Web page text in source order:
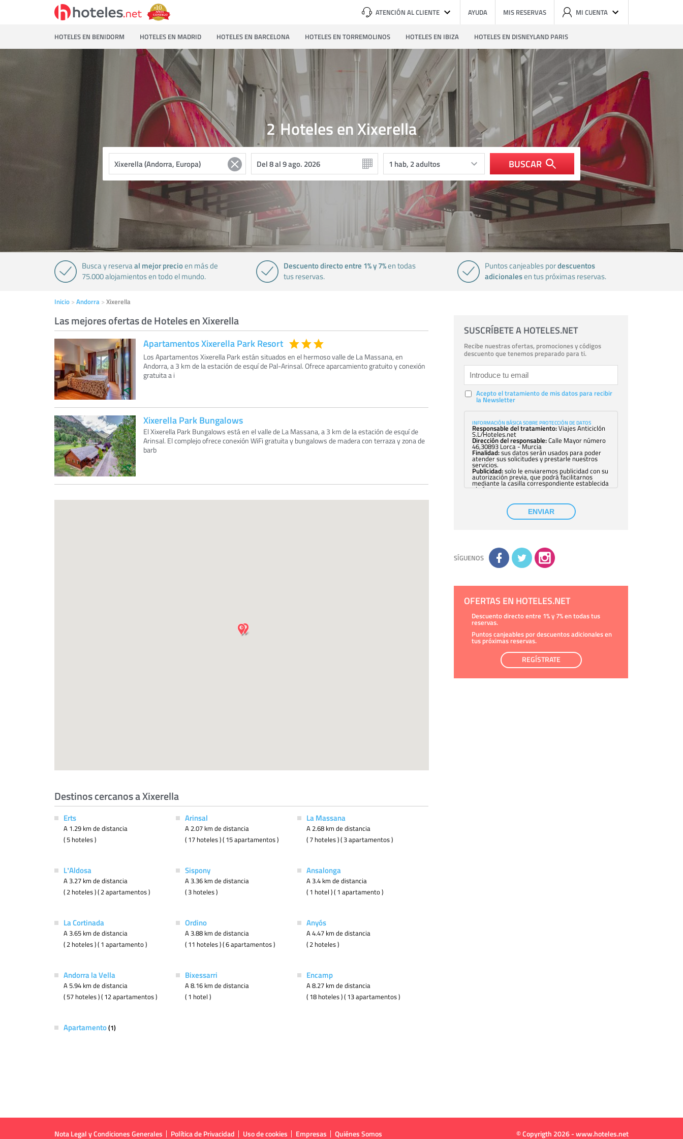
ATENCIÓN AL CLIENTE AYUDA MIS RESERVAS MI CUENTA
HOTELES EN BENIDORM HOTELES EN MADRID HOTELES EN BARCELONA HOTELES EN TORREMOLINOS HOTELES EN IBIZA HOTELES EN DISNEYLAND PARIS
Hoteles en Xixerella
2
BUSCAR
Busca y reservaal mejor precioen más de
75.000 alojamientos en todo el mundo.
Descuento directo entre 1% y 7%en todas
tus reservas.
Puntos canjeables pordescuentos
adicionalesen tus próximas reservas.
Inicio Andorra Xixerella
Las mejores ofertas de Hoteles en Xixerella
Apartamentos Xixerella Park Resort
Los Apartamentos Xixerella Park están situados en el hermoso valle de La Massana, en
Andorra, a 3 km de la estación de esquí de Pal-Arinsal. Ofrece aparcamiento gratuito y conexión
gratuita a i
Xixerella Park Bungalows
El Xixerella Park Bungalows está en el valle de La Massana, a 3 km de la estación de esquí de
Arinsal. El complejo ofrece conexión WiFi gratuita y bungalows de madera con terraza y zona de
barb
Destinos cercanos a Xixerella
Erts
A 1.29 km de distancia
( 5 hoteles )
Arinsal
A 2.07 km de distancia
( 17 hoteles ) ( 15 apartamentos )
La Massana
A 2.68 km de distancia
( 7 hoteles ) ( 3 apartamentos )
LʼAldosa
A 3.27 km de distancia
( 2 hoteles ) ( 2 apartamentos )
Sispony
A 3.36 km de distancia
( 3 hoteles )
Ansalonga
A 3.4 km de distancia
( 1 hotel ) ( 1 apartamento )
La Cortinada
A 3.65 km de distancia
( 2 hoteles ) ( 1 apartamento )
Ordino
A 3.88 km de distancia
( 11 hoteles ) ( 6 apartamentos )
Anyós
A 4.47 km de distancia
( 2 hoteles )
Andorra la Vella
A 5.94 km de distancia
( 57 hoteles ) ( 12 apartamentos )
Bixessarri
A 8.16 km de distancia
( 1 hotel )
Encamp
A 8.27 km de distancia
( 18 hoteles ) ( 13 apartamentos )
Apartamento(1)
SUSCRÍBETE A HOTELES.NET
Recibe nuestras ofertas, promociones y códigos
descuento que tenemos preparado para ti.
Acepto el tratamiento de mis datos para recibir
la Newsletter
INFORMACIÓN BÁSICA SOBRE PROTECCIÓN DE DATOS
Responsable del tratamiento:Viajes Anticiclón
S.L/Hoteles.net
Dirección del responsable:Calle Mayor número
46,30893 Lorca - Murcia
Finalidad:sus datos serán usados para poder
atender sus solicitudes y prestarle nuestros
servicios.
Publicidad:solo le enviaremos publicidad con su
autorización previa, que podrá facilitarnos
mediante la casilla correspondiente establecida
al efecto.
con su consentimiento previo, que podrá
facilitarnos mediante la casilla correspondiente
establecida al efecto.
Destinatarios:con carácter general, sólo el
Derechos:tiene derecho a saber qué
información tenemos sobre usted, corregirla y
eliminarla, tal y como se explica en la
información adicional disponible en nuestra
la información adicional y detallada sobre cómo
ENVIAR
SÍGUENOS
OFERTAS EN HOTELES.NET
Descuento directo entre 1% y 7% en todas tus
reservas.
Puntos canjeables por descuentos adicionales en
tus próximas reservas.
REGÍSTRATE
Nota Legal y Condiciones Generales Política de Privacidad Uso de cookies Empresas Quiénes Somos © Copyrigth 2026 - www.hoteles.net